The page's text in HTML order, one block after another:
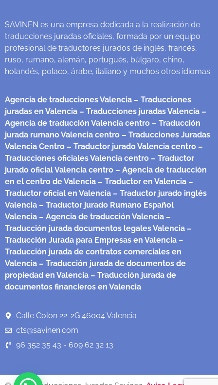
SAVINEN es una empresa dedicada a la realización de
traducciones juradas oficiales, formada por un equipo
profesional de traductores jurados de inglés, francés,
ruso, rumano, alemán, portugués, búlgaro, chino,
holandés, polaco, árabe, italiano y muchos otros idiomas
Agencia de traducciones Valencia – Traducciones
juradas en Valencia – Traducciones juradas Valencia –
Agencia de traducción Valencia centro – Traducción
jurada rumano Valencia centro – Traducciones Juradas
Valencia Centro – Traductor jurado Valencia centro –
Traducciones oficiales Valencia centro – Traductor
jurado oficial Valencia centro – Agencia de traducción
en el centro de Valencia – Traductor en Valencia –
Traductor oficial en Valencia – Traductor jurado inglés
Valencia – Traductor jurado Rumano Español
Valencia – Agencia de traducción Valencia –
Traducción jurada documentos legales Valencia –
Traducción Jurada para Empresas en Valencia –
Traducción jurada de contratos comerciales en
Valencia – Traducción jurada de documentos de
propiedad en Valencia – Traducción jurada de
documentos financieros en Valencia
Calle Colon 22-2G 46004 Valencia
cts@savinen.com
96 352 35 43 - 609 62 32 13